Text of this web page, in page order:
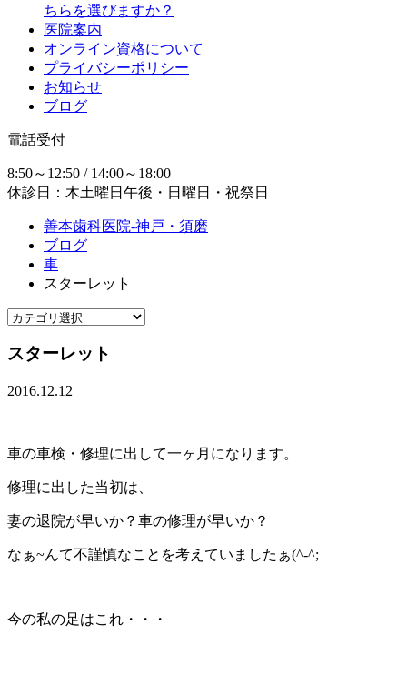
ちらを選びますか？
医院案内
オンライン資格について
プライバシーポリシー
お知らせ
ブログ
電話受付
8:50～12:50 / 14:00～18:00
休診日：木土曜日午後・日曜日・祝祭日
善本歯科医院-神戸・須磨
ブログ
車
スターレット
スターレット
2016.12.12
車の車検・修理に出して一ヶ月になります。
修理に出した当初は、
妻の退院が早いか？車の修理が早いか？
なぁ~んて不謹慎なことを考えていましたぁ(^-^;
今の私の足はこれ・・・